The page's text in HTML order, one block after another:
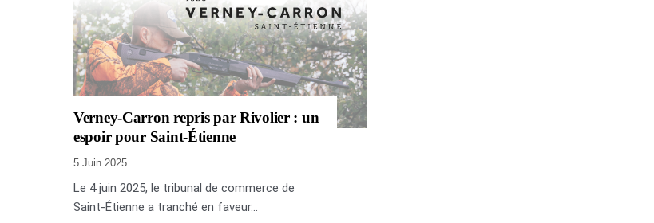
Verney-Carron repris par Rivolier : un
espoir pour Saint-Étienne
5 Juin 2025
Le 4 juin 2025, le tribunal de commerce de
Saint-Étienne a tranché en faveur...